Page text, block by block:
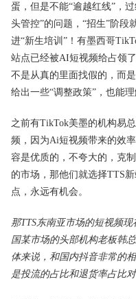
蛋，但是不能“逾越红线”，
头管控”的问题，“招生”阶段
进“新生培训”！有墨西哥
站点已经被AI短视频给占领
不是从真的里面找假的，而
给出一些“调整政策”，也能
之前有TikTok美墨的机构易
频，因为Ai短视频带来的效
容是优质的，不夸大的，克
的市场，那他们就选择TTS
点，永远有机会。
那TTS东南亚市场的短视频
国某市场的头部机构老板韩
体来说，和国内抖音非常的
是投流的占比和退货率占比